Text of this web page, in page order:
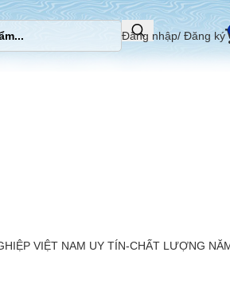
Đăng nhập/ Đăng ký
VIỆT NAM UY TÍN-CHẤT LƯỢNG